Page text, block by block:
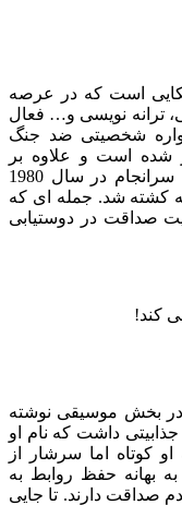
دان آمریکایی است که در عرصه
ترانه نویسی و… فعال
شخصیتی ضد جنگ
شده است و علاوه بر
نگارش ترانه کتاب نیز نوشته است. لنون سرانجام در سال 1980
طرفداران سابقش با 4 گلوله کشته شد. جمله ای که
صداقت در دوستیابی
کند!
در بخش موسیقی نوشته
داشت که نام او
کوتاه اما سرشار از
بهانه حفظ روابط به
صداقت دارند. تا جایی